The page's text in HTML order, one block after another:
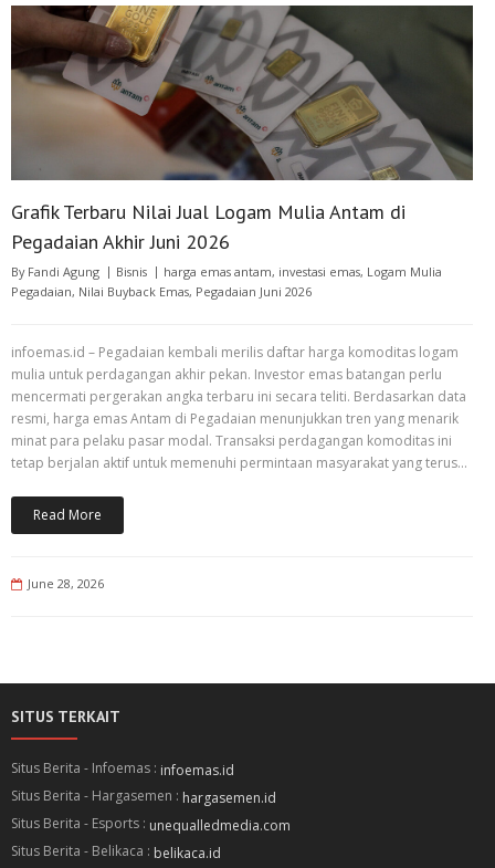
Grafik Terbaru Nilai Jual Logam Mulia Antam di
Pegadaian Akhir Juni 2026
By Fandi Agung Bisnis harga emas antam, investasi emas, Logam Mulia
Pegadaian, Nilai Buyback Emas, Pegadaian Juni 2026
infoemas.id – Pegadaian kembali merilis daftar harga komoditas logam
mulia untuk perdagangan akhir pekan. Investor emas batangan perlu
mencermati pergerakan angka terbaru ini secara teliti. Berdasarkan data
resmi, harga emas Antam di Pegadaian menunjukkan tren yang menarik
minat para pelaku pasar modal. Transaksi perdagangan komoditas ini
tetap berjalan aktif untuk memenuhi permintaan masyarakat yang terus…
Read More
June 28, 2026
SITUS TERKAIT
Situs Berita - Infoemas : infoemas.id
Situs Berita - Hargasemen : hargasemen.id
Situs Berita - Esports : unequalledmedia.com
Situs Berita - Belikaca : belikaca.id